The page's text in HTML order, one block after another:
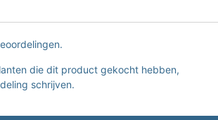
die dit product gekocht hebben,
schrijven.